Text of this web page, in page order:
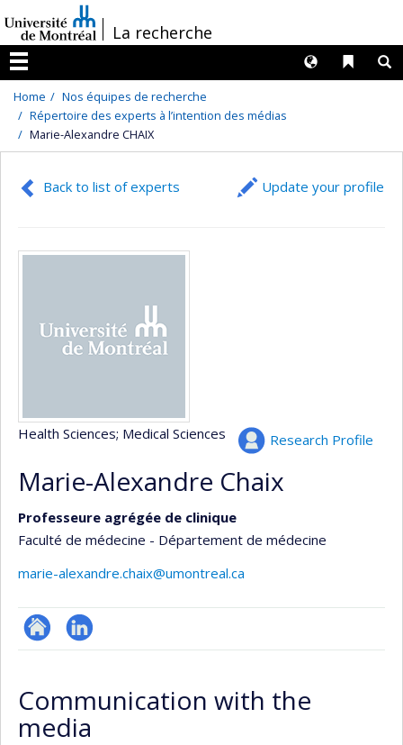
au
contenu
/La recherche
Menu
Liens
Langues
Home
Nos équipes de recherche
Répertoire des experts à l’intention des médias
Marie-Alexandre CHAIX
Back to list of experts Update your profile
Research Profile
Health Sciences; Medical Sciences
Marie-Alexandre Chaix
Professeure agrégée de clinique
Faculté de médecine - Département de médecine
marie-alexandre.chaix@umontreal.ca
ResearchGate
LinkedIn
Communication with the
media